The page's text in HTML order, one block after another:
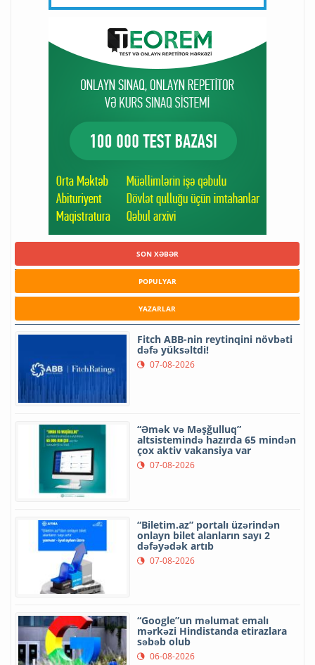
SON XƏBƏR
POPULYAR
YAZARLAR
Fitch ABB-nin reytinqini növbəti
dəfə yüksəltdi!
07-08-2026
“Əmək və Məşğulluq”
altsistemində hazırda 65 mindən
çox aktiv vakansiya var
07-08-2026
“Biletim.az” portalı üzərindən
onlayn bilet alanların sayı 2
dəfəyədək artıb
07-08-2026
“Google”un məlumat emalı
mərkəzi Hindistanda etirazlara
səbəb olub
06-08-2026